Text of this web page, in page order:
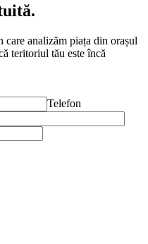
analizăm piața din orașul
teritoriul tău este încă
Telefon